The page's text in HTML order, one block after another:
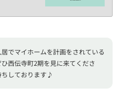
でマイホームを計画をされている
西伝寺町2期を見に来てくださ
ちしております♪